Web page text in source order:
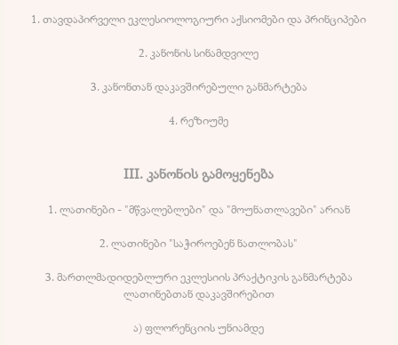
1. თავდაპირველი ეკლესიოლოგიური აქსიომები და პრინციპები
2. კანონის სინამდვილე
3. კანონთან დაკავშირებული განმარტება
4. რეზიუმე
III. კანონის გამოყენება
1. ლათინები - "მწვალებლები" და "მოუნათლავები" არიან
2. ლათინები "საჭიროებენ ნათლობას"
3. მართლმადიდებლური ეკლესიის პრაქტიკის განმარტება
ლათინებთან დაკავშირებით
ა) ფლორენციის უნიამდე